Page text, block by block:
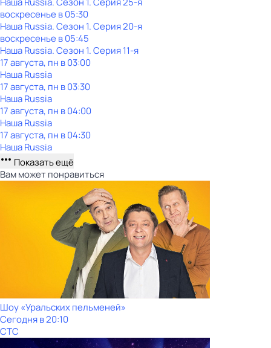
воскресенье в05:30
Наша Russia. Сезон 1. Серия 20-я
воскресенье в05:45
Наша Russia. Сезон 1. Серия 11-я
17 августа, пн в 03:00
Наша Russia
17 августа, пн в 03:30
Наша Russia
17 августа, пн в 04:00
Наша Russia
17 августа, пн в 04:30
Наша Russia
Показать ещё
Вам может понравиться
Шоy «Уральских пeльменей»
Сегодня в 20:10
СТС